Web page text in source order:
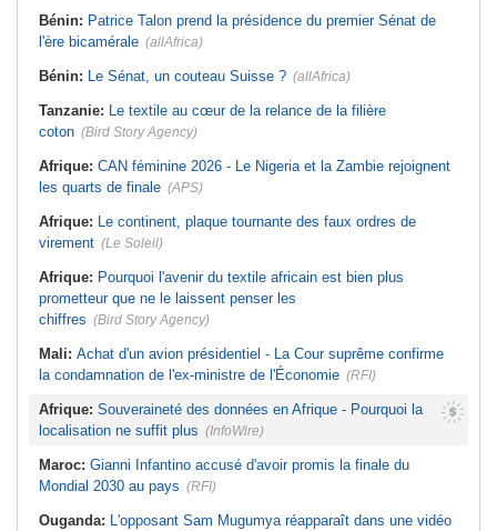
France la restitution du crâne de
Bokar Biro et de trois de ses
proches
premier président
l'environnement - La Roots Wild
Foundation distinguée au Grand Prix
Nelson Mandela
calcinée à Moknine après le
rétablissement du courant
premier tour, le Club Africain hérite
Tunisie: Crise sanitaire au pays -
Bénin: Patrice Talon prend la présidence du premier Sénat de
l'ère bicamérale (allAfrica)
Bénin: Le Sénat, un couteau Suisse ? (allAfrica)
Tanzanie: Le textile au cœur de la relance de la filière
coton (Bird Story Agency)
Afrique: CAN féminine 2026 - Le Nigeria et la Zambie rejoignent
les quarts de finale (APS)
Afrique: Le continent, plaque tournante des faux ordres de
virement (Le Soleil)
Afrique: Pourquoi l'avenir du textile africain est bien plus
prometteur que ne le laissent penser les
chiffres (Bird Story Agency)
Mali: Achat d'un avion présidentiel - La Cour suprême confirme
la condamnation de l'ex-ministre de l'Économie (RFI)
Afrique: Souveraineté des données en Afrique - Pourquoi la
localisation ne suffit plus (InfoWire)
Maroc: Gianni Infantino accusé d'avoir promis la finale du
Mondial 2030 au pays (RFI)
Ouganda: L'opposant Sam Mugumya réapparaît dans une vidéo